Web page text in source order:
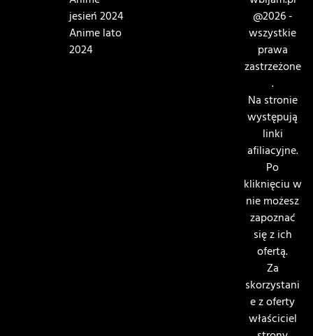
jesień 2024
Anime lato
2024
@2026 -
wszystkie
prawa
zastrzeżone
.
Na stronie
występują
linki
afiliacyjne.
Po
kliknięciu w
nie możesz
zapoznać
się z ich
ofertą.
Za
skorzystani
e z oferty
właściciel